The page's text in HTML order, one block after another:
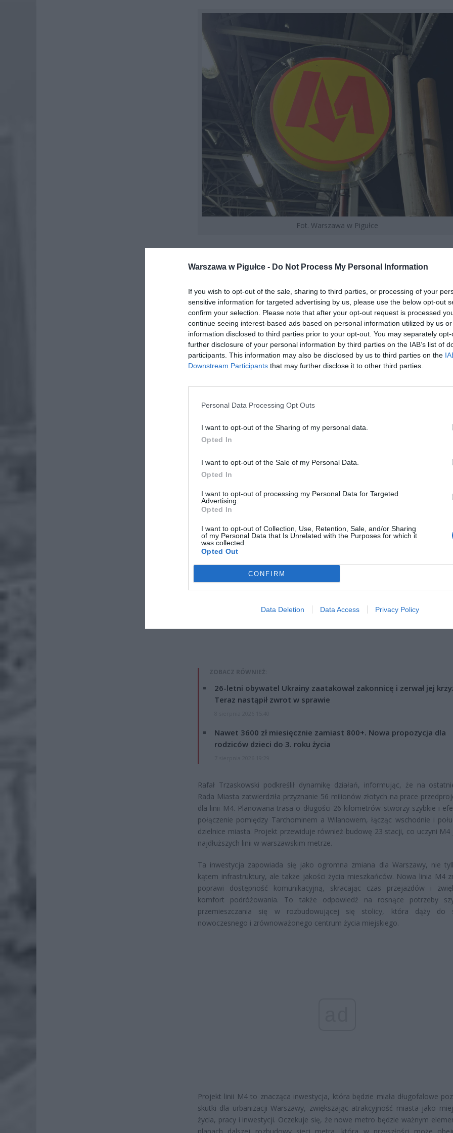
Warszawa w Pigułce - Do Not Process My Personal Information
If you wish to opt-out of the sale, sharing to third parties, or processing of your
sensitive information for targeted advertising by us, please use the below opt-out
confirm your selection. Please note that after your opt-out request is processed
continue seeing interest-based ads based on personal information utilized by us
information disclosed to third parties prior to your opt-out. You may separately
further disclosure of your personal information by third parties on the IAB’s list of
participants. This information may also be disclosed by us to third parties on the
Downstream Participants that may further disclose it to other third parties.
Personal Data Processing Opt Outs
I want to opt-out of the Sharing of my personal data.
Opted In
I want to opt-out of the Sale of my Personal Data.
Opted In
I want to opt-out of processing my Personal Data for Targeted
Advertising.
Opted In
I want to opt-out of Collection, Use, Retention, Sale, and/or Sharing
of my Personal Data that Is Unrelated with the Purposes for which it
was collected.
Opted Out
CONFIRM
Data Deletion Data Access Privacy Policy
Fot. Warszawa w Pigułce
ad
ZOBACZ RÓWNIEŻ:
26-letni obywatel Ukrainy zaatakował zakonnicę i zerwał jej
Teraz nastąpił zwrot w sprawie
Nawet 3600 zł miesięcznie zamiast 800+. Nowa propozycja dla
rodziców dzieci do 3. roku życia
Rafał Trzaskowski podkreślił dynamikę działań, informując, że na
Rada Miasta zatwierdziła przyznanie 56 milionów złotych na prace
dla linii M4. Planowana trasa o długości 26 kilometrów stworzy szybkie i
połączenie pomiędzy Tarchominem a Wilanowem, łącząc wschodnie i
dzielnice miasta. Projekt przewiduje również budowę 23 stacji, co uczyni M4
najdłuższych linii w warszawskim metrze.
Ta inwestycja zapowiada się jako ogromna zmiana dla Warszawy, nie
kątem infrastruktury, ale także jakości życia mieszkańców. Nowa linia M4
poprawi dostępność komunikacyjną, skracając czas przejazdów i
komfort podróżowania. To także odpowiedź na rosnące potrzeby
przemieszczania się w rozbudowującej się stolicy, która dąży do
nowoczesnego i zrównoważonego centrum życia miejskiego.
Projekt linii M4 to znacząca inwestycja, która będzie miała długofalowe
skutki dla urbanizacji Warszawy, zwiększając atrakcyjność miasta jako
życia, pracy i inwestycji. Oczekuje się, że nowe metro będzie ważnym
planach dalszej rozbudowy sieci metra, która w przyszłości może